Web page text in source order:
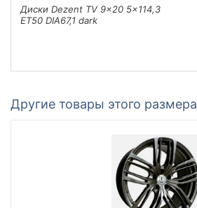
Диски Dezent TV 9x20 5x114,3
ET50 DIA67,1 dark
Другие товары этого размера